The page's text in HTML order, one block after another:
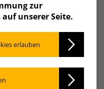
LE #4
WKS 300/100
zur
unserer Seite.
erlauben